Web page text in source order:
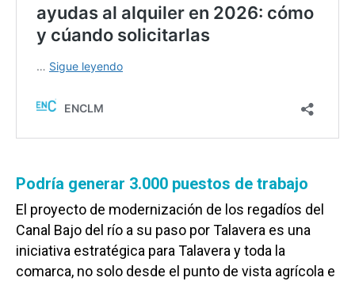
Podría generar 3.000 puestos de trabajo
El proyecto de modernización de los regadíos del
Canal Bajo del río a su paso por Talavera es una
iniciativa estratégica para Talavera y toda la
comarca, no solo desde el punto de vista agrícola e